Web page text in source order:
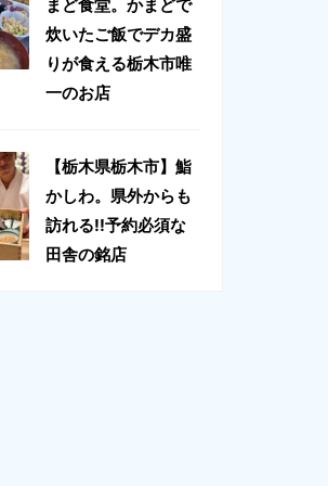
まど食堂。かまどで
炊いたご飯でデカ盛
りが食える栃木市唯
一のお店
【栃木県栃木市】鮨
かしわ。県外からも
訪れる!!予約必須な
田舎の銘店